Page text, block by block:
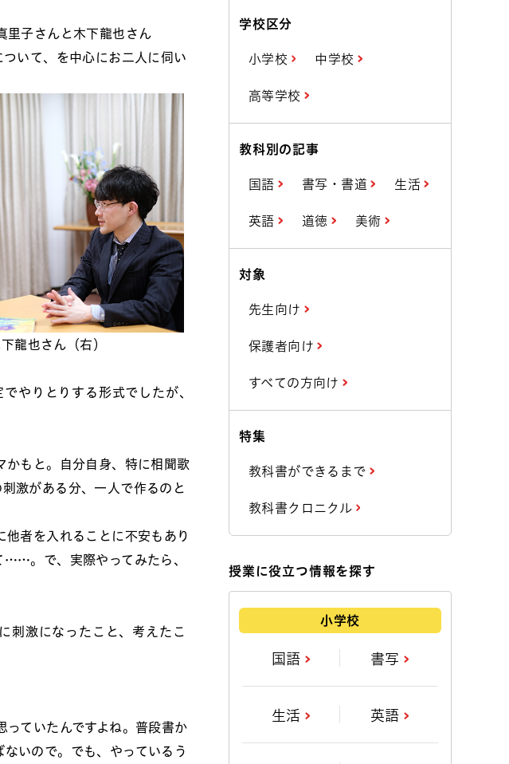
里子さんと木下龍也さん
いて、を中心にお二人に伺い
龍也さん（右）
やりとりする形式でしたが、
かもと。自分自身、特に相聞歌
激がある分、一人で作るのと
者を入れることに不安もあり
……。で、実際やってみたら、
刺激になったこと、考えたこ
ていたんですよね。普段書か
いので。でも、やっているう
学校区分
小学校 中学校
高等学校
教科別の記事
国語 書写・書道 生活
英語 道徳 美術
対象
先生向け
保護者向け
すべての方向け
特集
教科書ができるまで
教科書クロニクル
授業に役立つ情報を探す
小学校
国語 書写
生活 英語